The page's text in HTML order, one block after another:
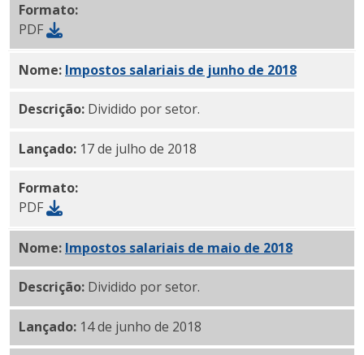
Formato:
PDF
Nome: Impostos salariais de junho de 2018PDF
Descrição: Dividido por setor.
Lançado: 17 de julho de 2018
Formato:
PDF
Nome: Impostos salariais de maio de 2018PDF
Descrição: Dividido por setor.
Lançado: 14 de junho de 2018